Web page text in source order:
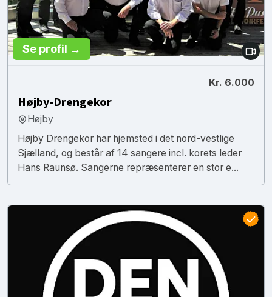
Se profil →
Kr. 6.000
Højby-Drengekor
Højby
Højby Drengekor har hjemsted i det nord-vestlige
Sjælland, og består af 14 sangere incl. korets leder
Hans Raunsø. Sangerne repræsenterer en stor e...